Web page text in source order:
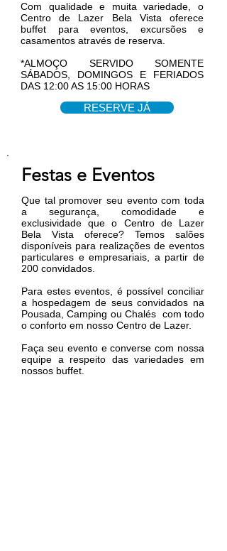
Com qualidade e muita variedade, o
Centro de Lazer Bela Vista oferece
buffet para eventos, excursões e
casamentos através de reserva.
*ALMOÇO SERVIDO SOMENTE
SÁBADOS, DOMINGOS E FERIADOS
DAS 12:00 AS 15:00 HORAS
RESERVE JÁ
Festas e Eventos
Que tal promover seu evento com toda
a segurança, comodidade e
exclusividade que o Centro de Lazer
Bela Vista oferece? Temos salões
disponíveis para realizações de eventos
particulares e empresariais, a partir de
200 convidados.
Para estes eventos, é possível conciliar
a hospedagem de seus convidados na
Pousada, Camping ou Chalés com todo
o conforto em nosso Centro de Lazer.
Faça seu evento e converse com nossa
equipe a respeito das variedades em
nossos buffet.